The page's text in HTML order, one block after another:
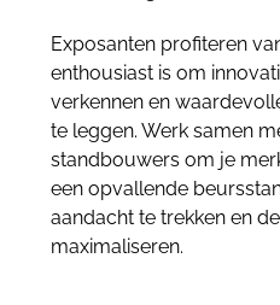
Exposanten profiteren
enthousiast is om
verkennen en
te leggen. Werk samen
standbouwers om je
een opvallende
aandacht te trekken en
maximaliseren.